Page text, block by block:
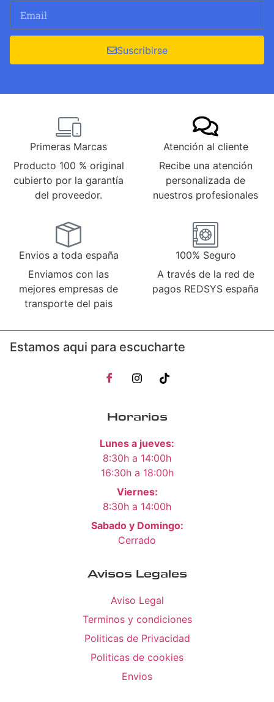
Suscribirse
Primeras Marcas
Producto 100 % original
cubierto por la garantía
del proveedor.
Atención al cliente
Recibe una atención
personalizada de
nuestros profesionales
Envios a toda españa
Enviamos con las
mejores empresas de
transporte del pais
100% Seguro
A través de la red de
pagos REDSYS españa
Estamos aqui para escucharte
Horarios
Lunes a jueves:
8:30h a 14:00h
16:30h a 18:00h
Viernes:
8:30h a 14:00h
Sabado y Domingo:
Cerrado
Avisos Legales
Aviso Legal
Terminos y condiciones
Politicas de Privacidad
Politicas de cookies
Envios